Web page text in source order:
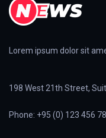
Lorem ipsum dolor sit
198 West 21th Street,
Phone: +95 (0) 123 456